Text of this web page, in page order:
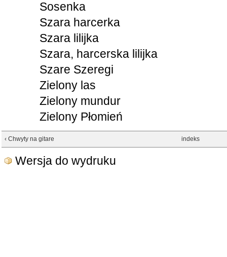
Sosenka
Szara harcerka
Szara lilijka
Szara, harcerska lilijka
Szare Szeregi
Zielony las
Zielony mundur
Zielony Płomień
‹ Chwyty na gitare indeks
Wersja do wydruku